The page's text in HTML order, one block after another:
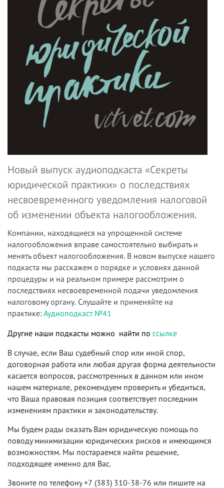
Новый выпуск аудиоподкаста «Секреты
юридической практики» о последствиях
несвоевременного уведомления налоговой
об изменении объекта налогообложения.
Компании, находящиеся на упрощенной системе
налогообложения вправе самостоятельно выбирать и
менять объект налогообложения. В новом выпуске нашего
подкаста мы расскажем о порядке и условиях данной
процедуры и на реальном примере рассмотрим о
последствиях несвоевременной подачи уведомления
налоговому органу. Слушайте и применяйте на
практике:Аудиоподкаст №41
Другие наши подкасты можно найти по ссылке
В случае, если Ваш судебный спор или иной спор,
договорная работа или любая другая форма деятельности
касается вопросов, рассмотренных в данном или ином
нашем материале, рекомендуем проверить и убедиться,
что Ваша правовая позиция соответствует последним
изменениям практики и законодательству.
Мы будем рады оказать Вам юридическую помощь по
поводу минимизации юридических рисков и имеющимся
возможностям. Мы постараемся найти решение,
подходящее именно для Вас.
Звоните по телефону +7 (383) 310-38-76 или пишите на